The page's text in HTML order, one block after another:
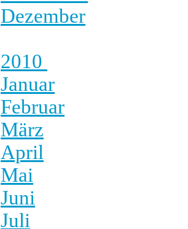
Dezember
2010
Januar
Februar
März
April
Mai
Juni
Juli